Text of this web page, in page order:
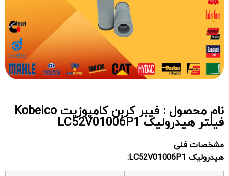
نام محصول : فیبر کربن کامپوزیت Kobelco
فیلتر هیدرولیک LC52V01006P1
مشخصات فنی
هیدرولیک LC52V01006P1: